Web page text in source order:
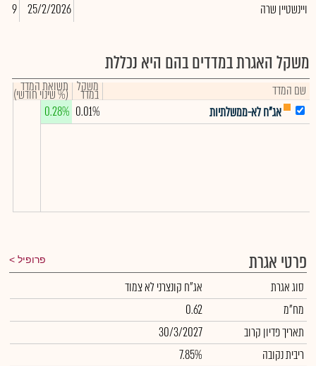
ויינשטיין שרה
25/2/2026
משקל האגרת במדדים בהם היא נכללת
שם המדד משקל
במדד תשואת המדד
(% שינוי חודשי)
אג"ח לא-ממשלתיות
0.01%
0.28%
פרטי אגרת פרופיל
סוג אגרת
אג"ח קונצרני לא צמוד
מח"מ
0.62
תאריך פדיון קרוב
30/3/2027
ריבית נקובה
7.85%